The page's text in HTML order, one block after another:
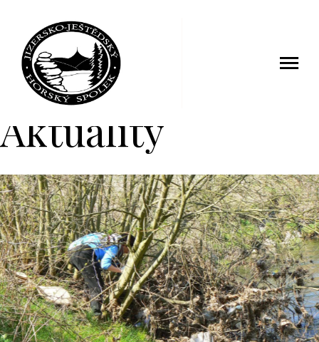
Aktuality